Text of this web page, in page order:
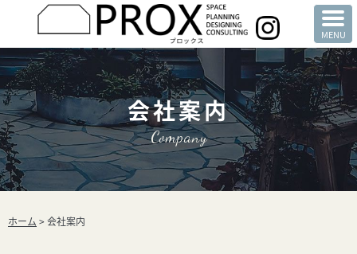
会社案内
Company
ホーム >会社案内